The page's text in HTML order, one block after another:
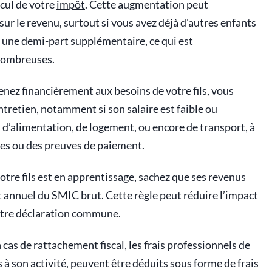
de votreimpôt. Cette augmentation peut
le revenu, surtout si vous avez déjà d'autres enfants
demi-part supplémentaire, ce qui est
financièrement aux besoins de votre fils, vous
notamment si son salaire est faible ou
de logement, ou encore de transport, à
ou des preuves de paiement.
fils est en apprentissage, sachez que ses revenus
du SMIC brut. Cette règle peut réduire l’impact
déclaration commune.
cas de rattachement fiscal, les frais professionnels de
son activité, peuvent être déduits sous forme de frais